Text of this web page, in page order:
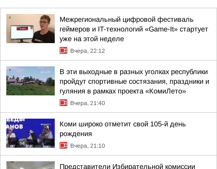
Межрегиональный цифровой фестиваль
геймеров и IT-технологий «Game-It» стартует
уже на этой неделе
Вчера, 22:12
В эти выходные в разных уголках республики
пройдут спортивные состязания, праздники и
гуляния в рамках проекта «КомиЛето»
Вчера, 21:40
Коми широко отметит свой 105-й день
рождения
Вчера, 21:10
Представители Избирательной комиссии